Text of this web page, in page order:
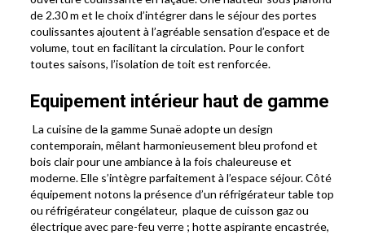
de 2.30 m et le choix d’intégrer dans le séjour des portes
coulissantes ajoutent à l’agréable sensation d’espace et de
volume, tout en facilitant la circulation. Pour le confort
toutes saisons, l’isolation de toit est renforcée.
Equipement intérieur haut de gamme
La cuisine de la gamme Sunaë adopte un design
contemporain, mêlant harmonieusement bleu profond et
bois clair pour une ambiance à la fois chaleureuse et
moderne. Elle s’intègre parfaitement à l’espace séjour. Côté
équipement notons la présence d’un réfrigérateur table top
ou réfrigérateur congélateur, plaque de cuisson gaz ou
électrique avec pare-feu verre ; hotte aspirante encastrée,